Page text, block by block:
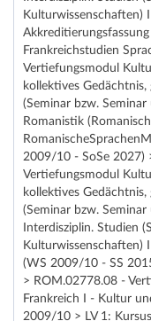
Kulturwissenschaften)
Frankreichstudien
Vertiefungsmodul
kollektives
(Seminar bzw.
Romanistik
2009/10 - SoSe 2027)
Vertiefungsmodul
kollektives
(Seminar bzw.
Interdisziplin. Studien
Kulturwissenschaften)
(WS 2009/10 - SS
> ROM.02778.08 -
Frankreich I - Kultur
2009/10 > LV 1: